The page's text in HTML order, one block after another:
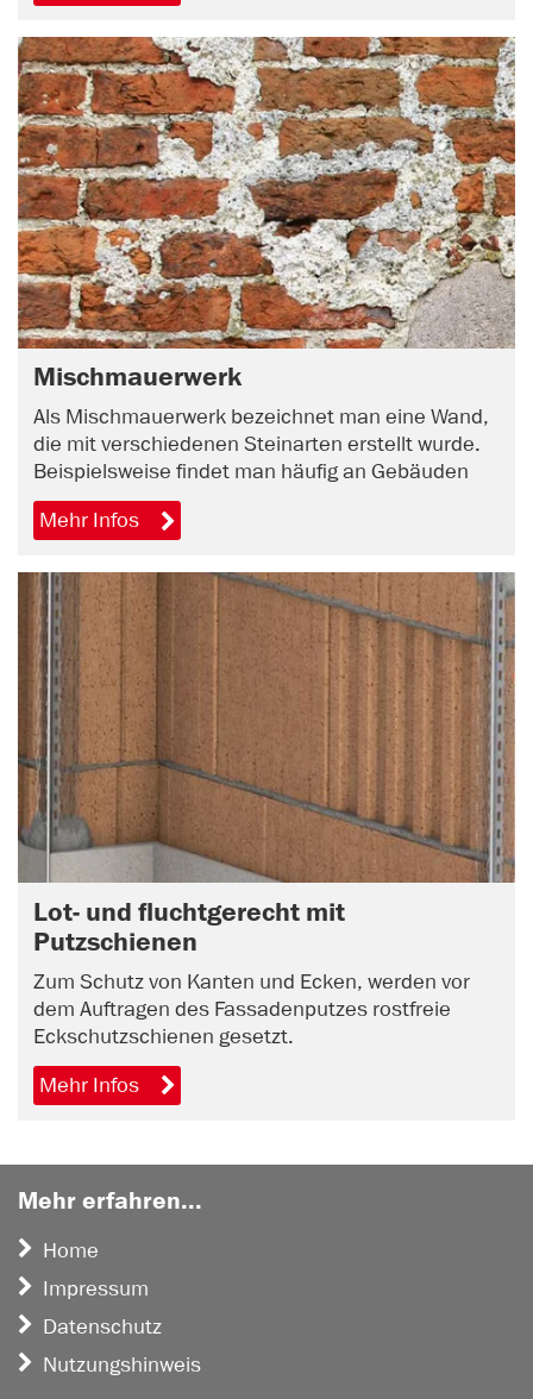
Mischmauerwerk
Als Mischmauerwerk bezeichnet man eine Wand,
die mit verschiedenen Steinarten erstellt wurde.
Beispielsweise findet man häufig an Gebäuden
Mehr Infos
Lot- und fluchtgerecht mit
Putzschienen
Zum Schutz von Kanten und Ecken, werden vor
dem Auftragen des Fassadenputzes rostfreie
Eckschutzschienen gesetzt.
Mehr Infos
Mehr erfahren...
Home
Impressum
Datenschutz
Nutzungshinweis